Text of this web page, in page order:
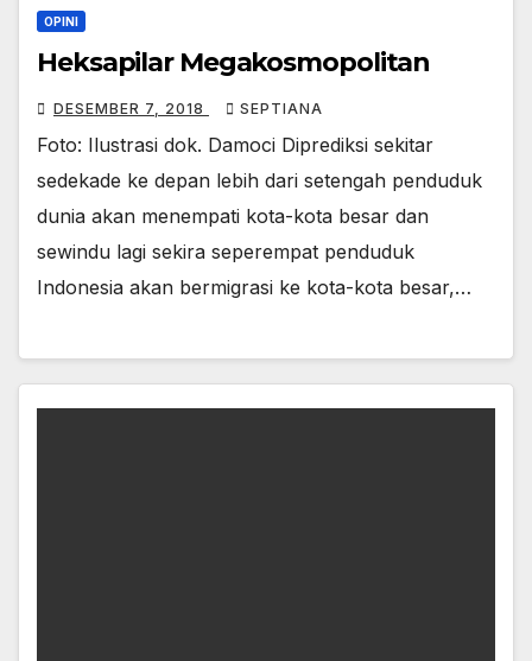
OPINI
Heksapilar Megakosmopolitan
DESEMBER 7, 2018 SEPTIANA
Foto: Ilustrasi dok. Damoci Diprediksi sekitar
sedekade ke depan lebih dari setengah penduduk
dunia akan menempati kota-kota besar dan
sewindu lagi sekira seperempat penduduk
Indonesia akan bermigrasi ke kota-kota besar,…